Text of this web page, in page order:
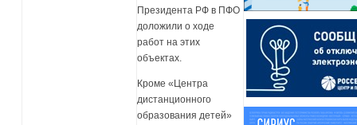
Президента РФ в ПФО
доложили о ходе
работ на этих
объектах.
Кроме «Центра
дистанционного
образования детей»